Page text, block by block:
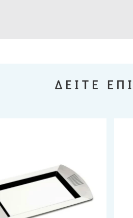
ΔΕΙΤΕ